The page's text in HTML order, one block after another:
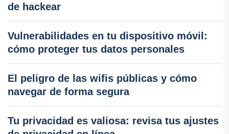
de hackear
Vulnerabilidades en tu dispositivo móvil:
cómo proteger tus datos personales
El peligro de las wifis públicas y cómo
navegar de forma segura
Tu privacidad es valiosa: revisa tus ajustes